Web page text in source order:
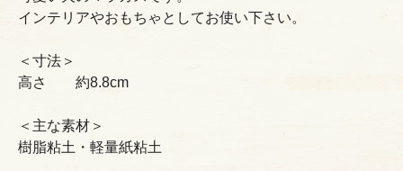
インテリアやおもちゃとしてお使い下さい。
＜寸法＞
高さ 約8.8cm
＜主な素材＞
樹脂粘土・軽量紙粘土